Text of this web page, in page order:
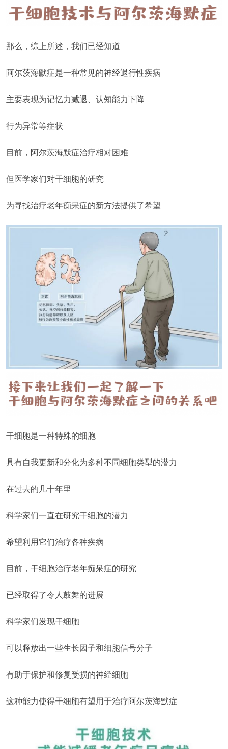
那么，综上所述，我们已经知道
阿尔茨海默症是一种常见的神经退行性疾病
主要表现为记忆力减退、认知能力下降
行为异常等症状
目前，阿尔茨海默症治疗相对困难
但医学家们对干细胞的研究
为寻找治疗老年痴呆症的新方法提供了希望
干细胞是一种特殊的细胞
具有自我更新和分化为多种不同细胞类型的潜力
在过去的几十年里
科学家们一直在研究干细胞的潜力
希望利用它们治疗各种疾病
目前，干细胞治疗老年痴呆症的研究
已经取得了令人鼓舞的进展
科学家们发现干细胞
可以释放出一些生长因子和细胞信号分子
有助于保护和修复受损的神经细胞
这种能力使得干细胞有望用于治疗阿尔茨海默症